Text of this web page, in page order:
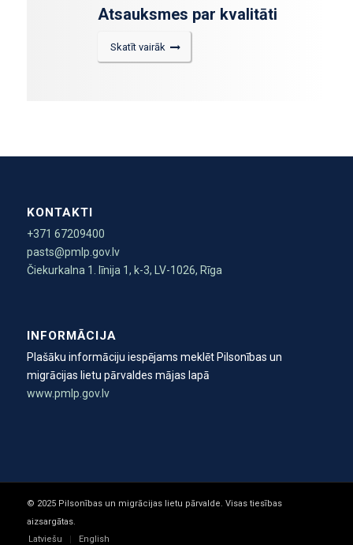
Atsauksmes par kvalitāti
Skatīt vairāk
KONTAKTI
+371 67209400
pasts@pmlp.gov.lv
Čiekurkalna 1. līnija 1, k-3, LV-1026, Rīga
INFORMĀCIJA
Plašāku informāciju iespējams meklēt Pilsonības un
migrācijas lietu pārvaldes mājas lapā
www.pmlp.gov.lv
© 2025 Pilsonības un migrācijas lietu pārvalde. Visas tiesības
aizsargātas.
Latviešu
English